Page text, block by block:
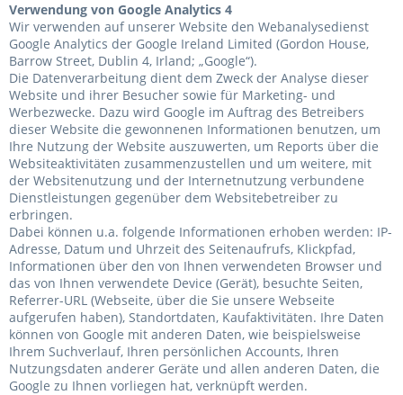
Verwendung von Google Analytics 4
Wir verwenden auf unserer Website den Webanalysedienst
Google Analytics der Google Ireland Limited (Gordon House,
Barrow Street, Dublin 4, Irland; „Google“).
Die Datenverarbeitung dient dem Zweck der Analyse dieser
Website und ihrer Besucher sowie für Marketing- und
Werbezwecke. Dazu wird Google im Auftrag des Betreibers
dieser Website die gewonnenen Informationen benutzen, um
Ihre Nutzung der Website auszuwerten, um Reports über die
Websiteaktivitäten zusammenzustellen und um weitere, mit
der Websitenutzung und der Internetnutzung verbundene
Dienstleistungen gegenüber dem Websitebetreiber zu
erbringen.
Dabei können u.a. folgende Informationen erhoben werden: IP-
Adresse, Datum und Uhrzeit des Seitenaufrufs, Klickpfad,
Informationen über den von Ihnen verwendeten Browser und
das von Ihnen verwendete Device (Gerät), besuchte Seiten,
Referrer-URL (Webseite, über die Sie unsere Webseite
aufgerufen haben), Standortdaten, Kaufaktivitäten. Ihre Daten
können von Google mit anderen Daten, wie beispielsweise
Ihrem Suchverlauf, Ihren persönlichen Accounts, Ihren
Nutzungsdaten anderer Geräte und allen anderen Daten, die
Google zu Ihnen vorliegen hat, verknüpft werden.